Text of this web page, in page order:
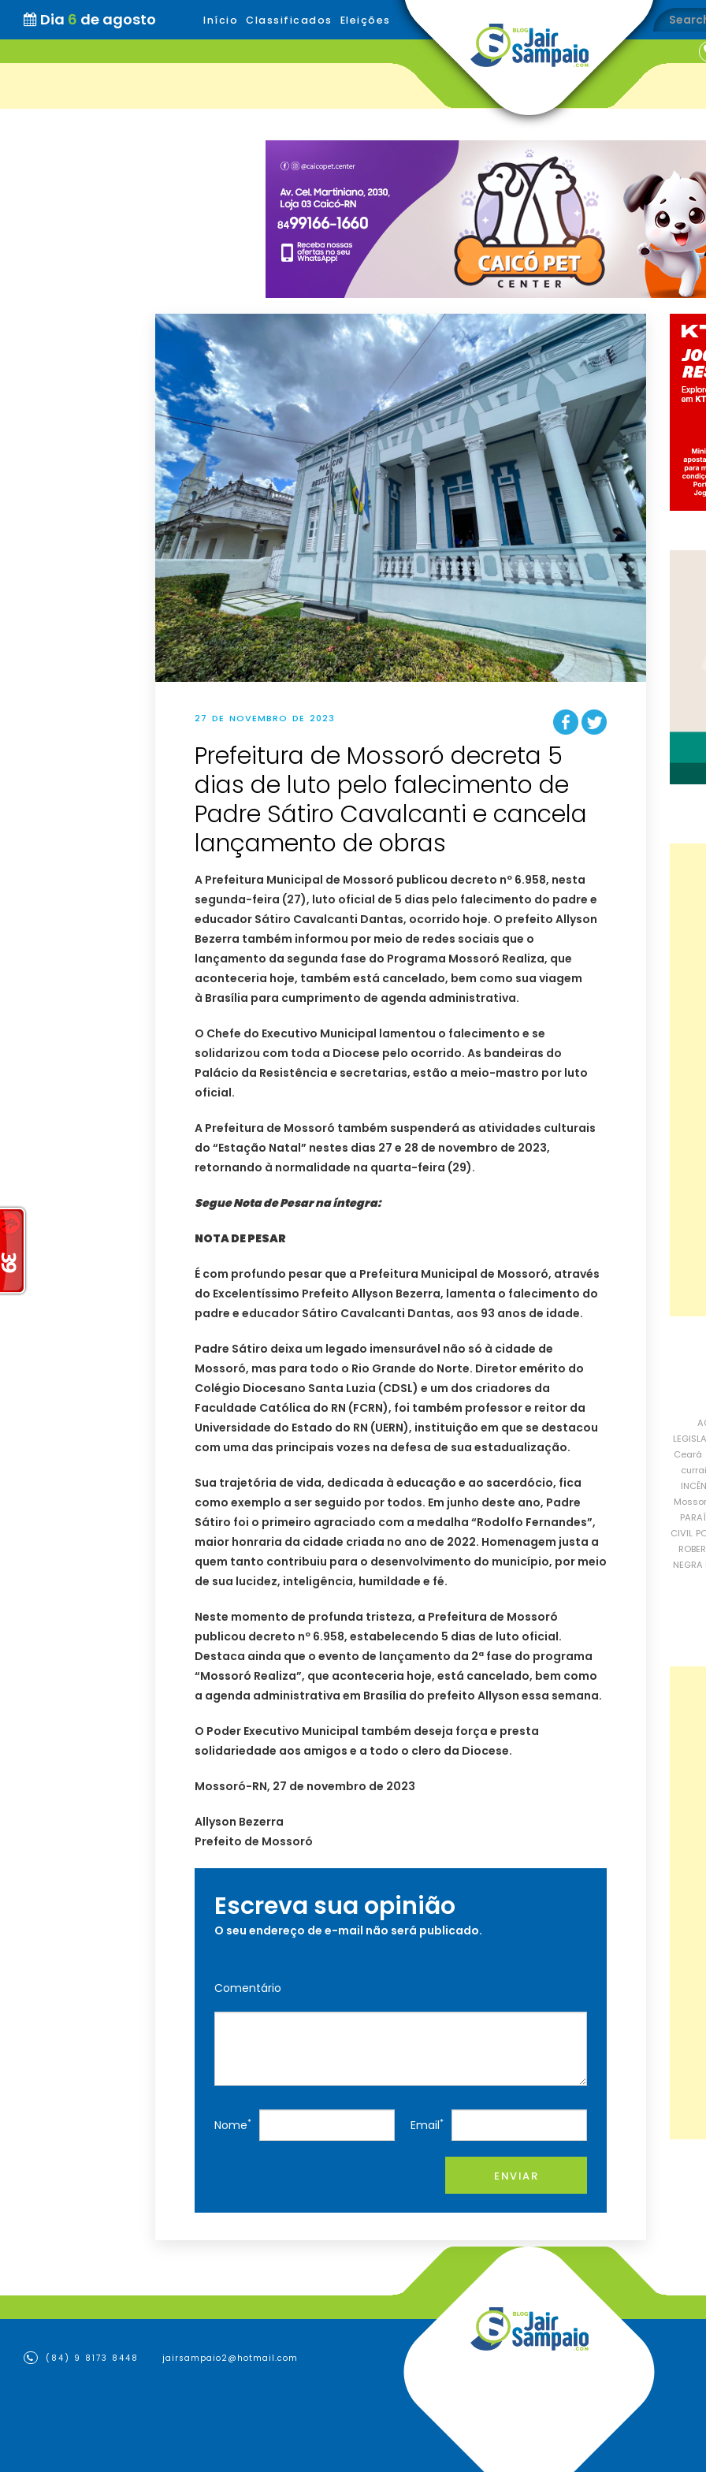
Dia 6 de agosto Início Classificados Eleições
27 DE NOVEMBRO DE 2023
Prefeitura de Mossoró decreta 5
dias de luto pelo falecimento de
Padre Sátiro Cavalcanti e cancela
lançamento de obras
A Prefeitura Municipal de Mossoró publicou decreto nº 6.958, nesta
segunda-feira (27), luto oficial de 5 dias pelo falecimento do padre e
educador Sátiro Cavalcanti Dantas, ocorrido hoje. O prefeito Allyson
Bezerra também informou por meio de redes sociais que o
lançamento da segunda fase do Programa Mossoró Realiza, que
aconteceria hoje, também está cancelado, bem como sua viagem
à Brasília para cumprimento de agenda administrativa.
O Chefe do Executivo Municipal lamentou o falecimento e se
solidarizou com toda a Diocese pelo ocorrido. As bandeiras do
Palácio da Resistência e secretarias, estão a meio-mastro por luto
oficial.
A Prefeitura de Mossoró também suspenderá as atividades culturais
do “Estação Natal” nestes dias 27 e 28 de novembro de 2023,
retornando à normalidade na quarta-feira (29).
Segue Nota de Pesar na íntegra:
NOTA DE PESAR
É com profundo pesar que a Prefeitura Municipal de Mossoró, através
do Excelentíssimo Prefeito Allyson Bezerra, lamenta o falecimento do
padre e educador Sátiro Cavalcanti Dantas, aos 93 anos de idade.
Padre Sátiro deixa um legado imensurável não só à cidade de
Mossoró, mas para todo o Rio Grande do Norte. Diretor emérito do
Colégio Diocesano Santa Luzia (CDSL) e um dos criadores da
Faculdade Católica do RN (FCRN), foi também professor e reitor da
Universidade do Estado do RN (UERN), instituição em que se destacou
com uma das principais vozes na defesa de sua estadualização.
Sua trajetória de vida, dedicada à educação e ao sacerdócio, fica
como exemplo a ser seguido por todos. Em junho deste ano, Padre
Sátiro foi o primeiro agraciado com a medalha “Rodolfo Fernandes”,
maior honraria da cidade criada no ano de 2022. Homenagem justa a
quem tanto contribuiu para o desenvolvimento do município, por meio
de sua lucidez, inteligência, humildade e fé.
Neste momento de profunda tristeza, a Prefeitura de Mossoró
publicou decreto nº 6.958, estabelecendo 5 dias de luto oficial.
Destaca ainda que o evento de lançamento da 2ª fase do programa
“Mossoró Realiza”, que aconteceria hoje, está cancelado, bem como
a agenda administrativa em Brasília do prefeito Allyson essa semana.
O Poder Executivo Municipal também deseja força e presta
solidariedade aos amigos e a todo o clero da Diocese.
Mossoró-RN, 27 de novembro de 2023
Allyson Bezerra
Prefeito de Mossoró
Escreva sua opinião
O seu endereço de e-mail não será publicado.
Comentário
Nome* Email*
ENVIAR
Ceará
CIVIL
NEGRA
(84) 9 8173 8448 jairsampaio2@hotmail.com